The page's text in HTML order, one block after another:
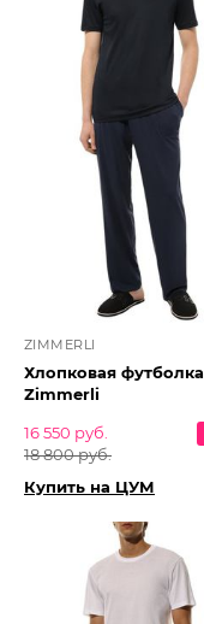
ZIMMERLI
Хлопковая футболка
Zimmerli
16 550 руб.
18 800 руб.
Купить на ЦУМ